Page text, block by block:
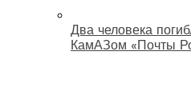
Два человека
КамАЗом «Почты